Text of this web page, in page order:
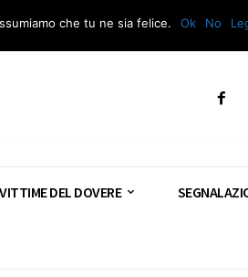
– Repac
VITTIME DEL DOVERE
che tu ne sia felice. Ok No